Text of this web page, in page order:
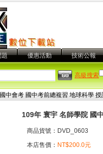
題 優惠活動 技術公報
高級搜索
中會考 國中考前總複習 地球科學
109年 寰宇 名師學院 國
商品貨號：DVD_0603
本店售價： NT$200.0元